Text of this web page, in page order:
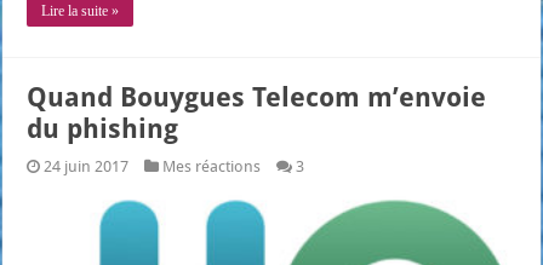
Lire la suite »
Quand Bouygues Telecom m’envoie
du phishing
24 juin 2017 Mes réactions 3